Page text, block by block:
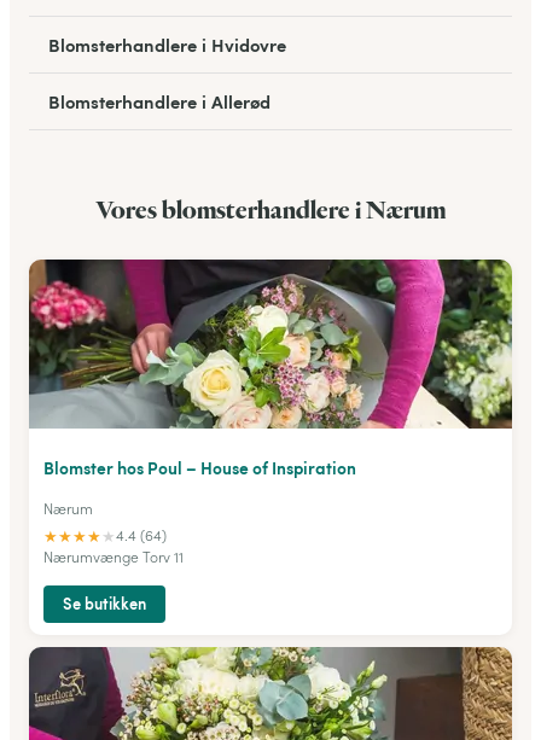
Blomsterhandlere i Hvidovre
Blomsterhandlere i Allerød
Blomsterhandlere i Hareskovby
Vores blomsterhandlere i Nærum
Blomster hos Poul – House of Inspiration
Nærum
★★★★★4.4 (64)
Nærumvænge Torv 11
Se butikken